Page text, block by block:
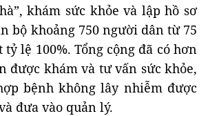
khám sức khỏe và lập hồ sơ
bộ khoảng 750 người dân từ 75
lệ 100%. Tổng cộng đã có hơn
được khám và tư vấn sức khỏe,
bệnh không lây nhiễm được
đưa vào quản lý.